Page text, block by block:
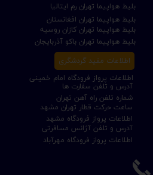
بلیط هواپیما تهران افغانستان
بلیط هواپیما تهران رم ایتالیا
اطلاعات پرواز فرودگاه امام خمینی
بلیط هواپیما تهران باکو آذربایجان
بلیط هواپیما تهران کازان روسیه
ساعت حرکت قطار تهران مشهد
شماره تلفن راه آهن تهران
اطلاعات پرواز فرودگاه مهرآباد
اطلاعات پرواز فرودگاه مشهد
آدرس و تلفن سفارت ها
آدرس و تلفن آژانس مسافرتی
اطلاعات مفید گردشگری